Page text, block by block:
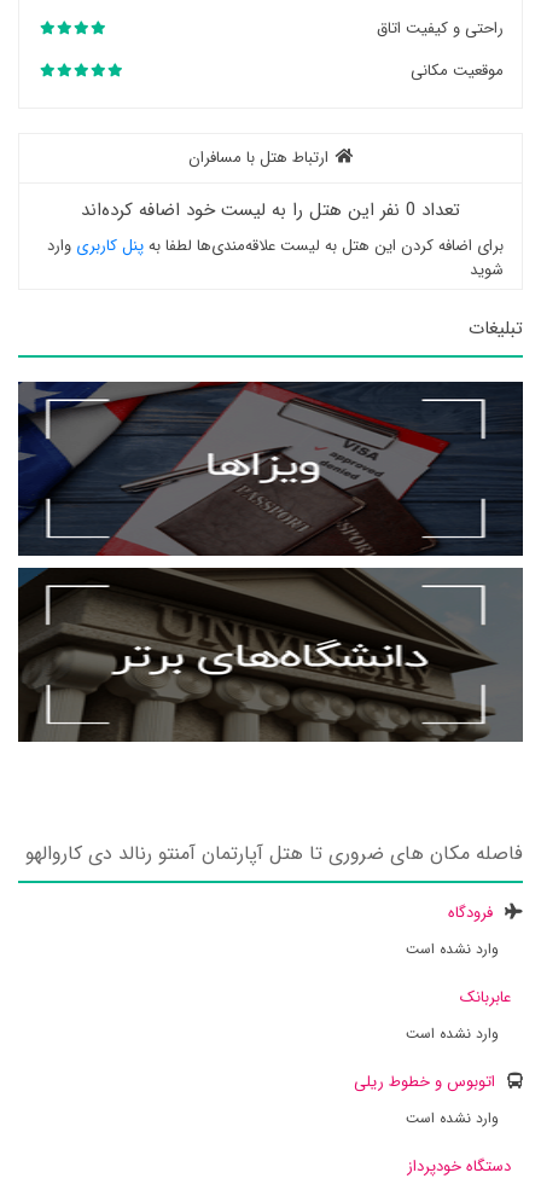
راحتی و کیفیت اتاق
موقعیت مکانی
ارتباط هتل با مسافران
تعداد 0 نفر این هتل را به لیست خود اضافه کرده‌اند
برای اضافه کردن این هتل به لیست علاقه‌مندی‌ها لطفا بهپنل کاربری وارد
شوید
تبلیغات
فاصله مکان های ضروری تا هتل آپارتمان آمنتو رنالد دی کاروالهو
فرودگاه
وارد نشده است
عابربانک
وارد نشده است
اتوبوس و خطوط ریلی
وارد نشده است
دستگاه خودپرداز